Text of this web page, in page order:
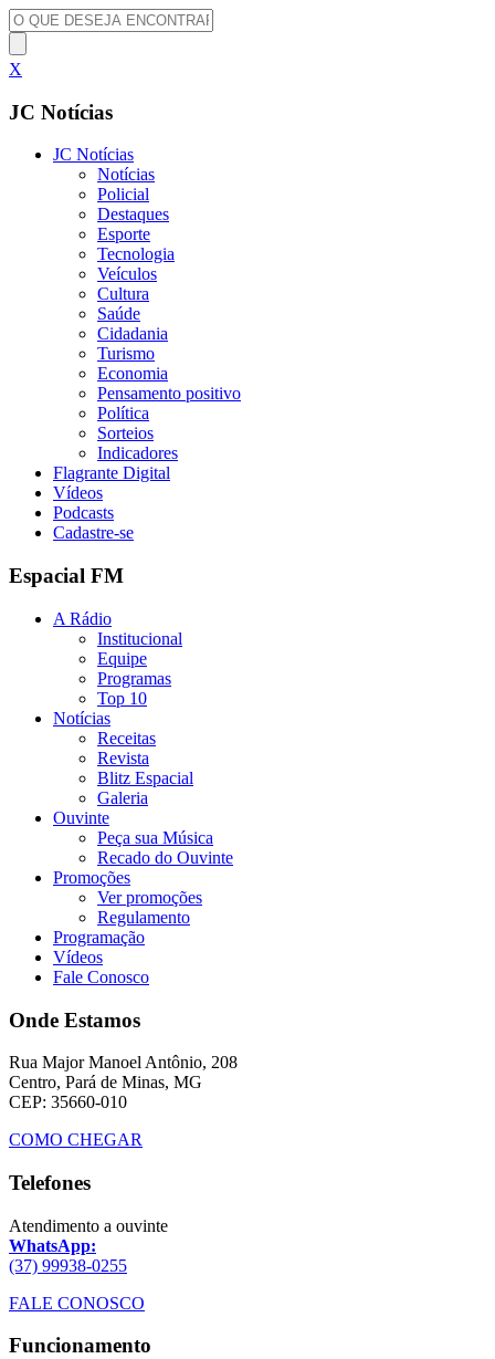
X
JC Notícias
JC Notícias
Notícias
Policial
Destaques
Esporte
Tecnologia
Veículos
Cultura
Saúde
Cidadania
Turismo
Economia
Pensamento positivo
Política
Sorteios
Indicadores
Flagrante Digital
Vídeos
Podcasts
Cadastre-se
Espacial FM
A Rádio
Institucional
Equipe
Programas
Top 10
Notícias
Receitas
Revista
Blitz Espacial
Galeria
Ouvinte
Peça sua Música
Recado do Ouvinte
Promoções
Ver promoções
Regulamento
Programação
Vídeos
Fale Conosco
Onde Estamos
Rua Major Manoel Antônio, 208
Centro, Pará de Minas, MG
CEP: 35660-010
COMO CHEGAR
Telefones
Atendimento a ouvinte
WhatsApp:
(37) 99938-0255
FALE CONOSCO
Funcionamento